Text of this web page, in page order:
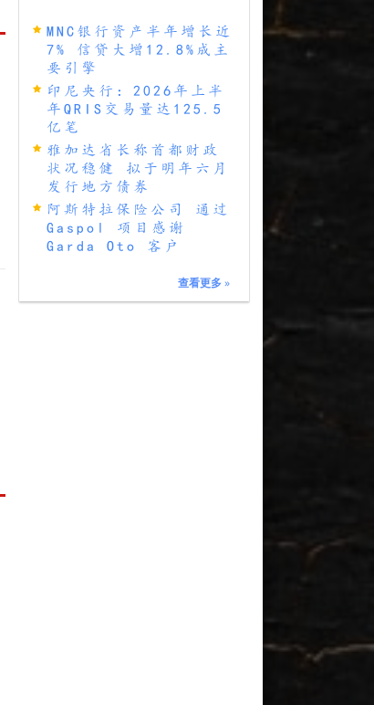
MNC银行资产半年增长近
7% 信贷大增12.8%成主
要引擎
印尼央行：2026年上半
年QRIS交易量达125.5
亿笔
雅加达省长称首都财政
状况稳健 拟于明年六月
发行地方债券
阿斯特拉保险公司 通过
Gaspol 项目感谢
Garda Oto 客户
查看更多 »